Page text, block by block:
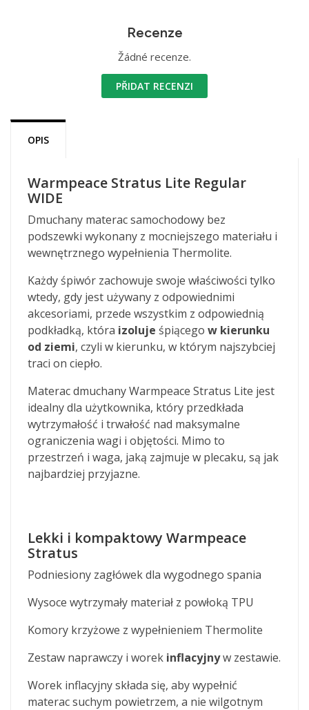
Recenze
Žádné recenze.
PŘIDAT RECENZI
OPIS
Warmpeace Stratus Lite Regular
WIDE
Dmuchany materac samochodowy bez
podszewki wykonany z mocniejszego materiału i
wewnętrznego wypełnienia Thermolite.
Każdy śpiwór zachowuje swoje właściwości tylko
wtedy, gdy jest używany z odpowiednimi
akcesoriami, przede wszystkim z odpowiednią
podkładką, która izoluje śpiącego w kierunku
od ziemi, czyli w kierunku, w którym najszybciej
traci on ciepło.
Materac dmuchany Warmpeace Stratus Lite jest
idealny dla użytkownika, który przedkłada
wytrzymałość i trwałość nad maksymalne
ograniczenia wagi i objętości. Mimo to
przestrzeń i waga, jaką zajmuje w plecaku, są jak
najbardziej przyjazne.
Lekki i kompaktowy Warmpeace
Stratus
Podniesiony zagłówek dla wygodnego spania
Wysoce wytrzymały materiał z powłoką TPU
Komory krzyżowe z wypełnieniem Thermolite
Zestaw naprawczy i worek inflacyjnyw zestawie.
Worek inflacyjny składa się, aby wypełnić
materac suchym powietrzem, a nie wilgotnym